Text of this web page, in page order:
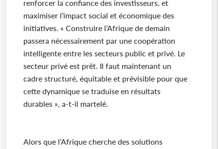
renforcer la confiance des investisseurs, et
maximiser l’impact social et économique des
initiatives. « Construire l’Afrique de demain
passera nécessairement par une coopération
intelligente entre les secteurs public et privé. Le
secteur privé est prêt. Il faut maintenant un
cadre structuré, équitable et prévisible pour que
cette dynamique se traduise en résultats
durables », a-t-il martelé.
Alors que l’Afrique cherche des solutions